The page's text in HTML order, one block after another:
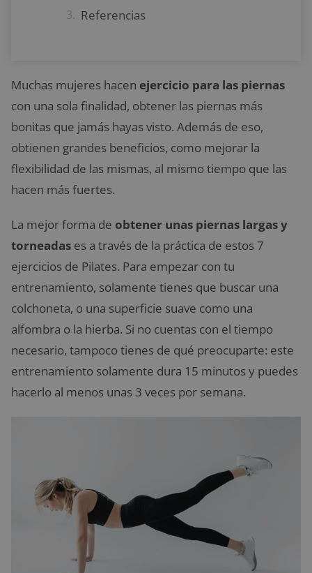
Referencias
Muchas mujeres hacen ejercicio para las piernas
con una sola finalidad, obtener las piernas más
bonitas que jamás hayas visto. Además de eso,
obtienen grandes beneficios, como mejorar la
flexibilidad de las mismas, al mismo tiempo que las
hacen más fuertes.
La mejor forma de obtener unas piernas largas y
torneadas es a través de la práctica de estos 7
ejercicios de Pilates. Para empezar con tu
entrenamiento, solamente tienes que buscar una
colchoneta, o una superficie suave como una
alfombra o la hierba. Si no cuentas con el tiempo
necesario, tampoco tienes de qué preocuparte: este
entrenamiento solamente dura 15 minutos y puedes
hacerlo al menos unas 3 veces por semana.